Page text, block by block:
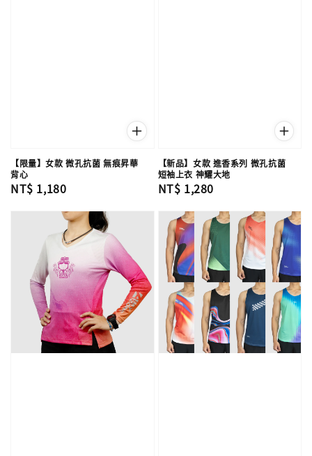
【限量】女款 微孔抗菌 無痕昇華
背心
Regular
NT$ 1,180
【新品】女款 進香系列 微孔抗菌
短袖上衣 神耀大地
Regular
NT$ 1,280